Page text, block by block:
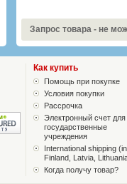
Запрос товара - не
Как купить
Помощь при покупке
Условия покупки
Рассрочка
Электронный счет для
государственные
учреждения
International shipping
Finland, Latvia,
Когда получу товар?